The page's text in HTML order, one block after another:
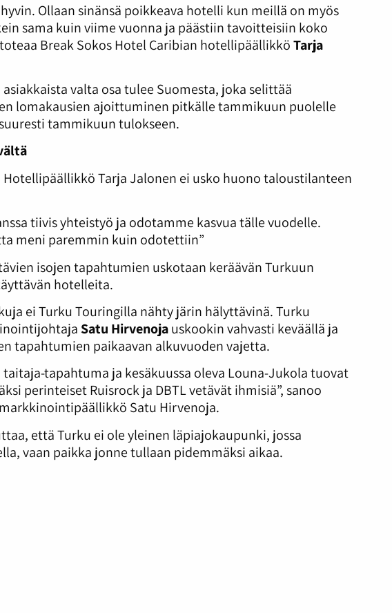
Ollaan sinänsä poikkeava hotelli kun meillä on myös
sama kuin viime vuonna ja päästiin tavoitteisiin koko
Break Sokos Hotel Caribian hotellipäällikköTarja
valta osa tulee Suomesta, joka selittää
lomakausien ajoittuminen pitkälle tammikuun puolelle
tammikuun tulokseen.
Hotellipäällikkö Tarja Jalonen ei usko huono taloustilanteen
tiivis yhteistyö ja odotamme kasvua tälle vuodelle.
meni paremmin kuin odotettiin”
isojen tapahtumien uskotaan keräävän Turkuun
hotelleita.
ei Turku Touringilla nähty järin hälyttävinä. Turku
Satu Hirvenojauskookin vahvasti keväällä ja
tapahtumien paikaavan alkuvuoden vajetta.
tapahtuma ja kesäkuussa oleva Louna-Jukola tuovat
perinteiset Ruisrock ja DBTL vetävät ihmisiä”, sanoo
Satu Hirvenoja.
että Turku ei ole yleinen läpiajokaupunki, jossa
vaan paikka jonne tullaan pidemmäksi aikaa.